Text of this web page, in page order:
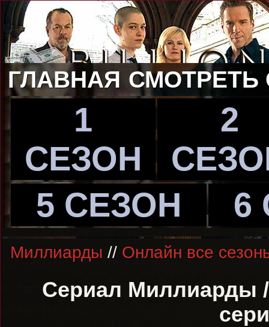
ГЛАВНАЯ СМОТРЕТЬ
1
СЕЗОН
2
5 СЕЗОН
6
Миллиарды // Онлайн все
Сериал Миллиарды